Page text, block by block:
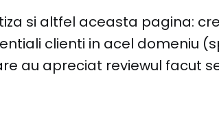
si altfel aceasta pagina:
clienti in acel domeniu
au apreciat reviewul facut